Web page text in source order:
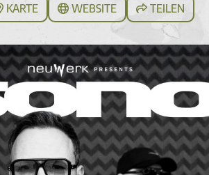
KARTE WEBSITE TEILEN